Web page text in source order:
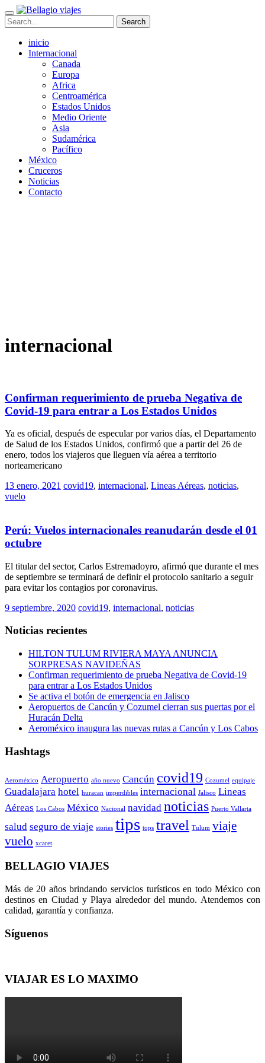
inicio
Internacional
Canada
Europa
Africa
Centroamérica
Estados Unidos
Medio Oriente
Asia
Sudamérica
Pacífico
México
Cruceros
Noticias
Contacto
internacional
Confirman requerimiento de prueba Negativa de
Covid-19 para entrar a Los Estados Unidos
Ya es oficial, después de especular por varios días, el Departamento
de Salud de los Estados Unidos, confirmó que a partir del 26 de
enero, todos los viajeros que lleguen vía aérea a territorio
norteamericano
13 enero, 2021 covid19, internacional, Lineas Aéreas, noticias,
vuelo
Perú: Vuelos internacionales reanudarán desde el 01
octubre
El titular del sector, Carlos Estremadoyro, afirmó que durante el mes
de septiembre se terminará de definir el protocolo sanitario a seguir
para evitar los contagios por coronavirus.
9 septiembre, 2020 covid19, internacional, noticias
Noticias recientes
HILTON TULUM RIVIERA MAYA ANUNCIA
SORPRESAS NAVIDEÑAS
Confirman requerimiento de prueba Negativa de Covid-19
para entrar a Los Estados Unidos
Se activa el botón de emergencia en Jalisco
Aeropuertos de Cancún y Cozumel cierran sus puertas por el
Huracán Delta
Aeroméxico inaugura las nuevas rutas a Cancún y Los Cabos
Hashtags
Aeroméxico Aeropuerto año nuevo Cancún covid19 Cozumel equipaje
Guadalajara hotel huracan imperdibles internacional Jalisco Lineas
Aéreas Los Cabos México Nacional navidad noticias Puerto Vallarta
salud seguro de viaje stories tips tops travel Tulum viaje
vuelo xcaret
BELLAGIO VIAJES
Más de 20 años brindando servicios turísticos en todo México con
destinos en Ciudad y Playa alrededor del mundo. Atendemos con
calidad, garantía y confianza.
Síguenos
VIAJAR ES LO MAXIMO